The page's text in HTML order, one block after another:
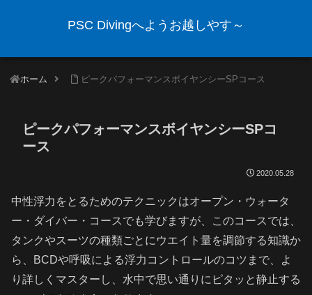
PSC Divingへようお越しやす～
ホーム ピークパフォーマンスボイヤンシーSPコース
ピークパフォーマンスボイヤンシーSPコ
ース
2020.05.28
中性浮力をとるためのテクニックはオープン・ウォータ
ー・ダイバー・コースでも学びますが、このコースでは、
タンクやスーツの種類ごとにウエイト量を調節する知識か
ら、BCDや呼吸による浮力コントロールのコツまで、よ
り詳しくマスターし、水中で思い通りにピタッと静止する